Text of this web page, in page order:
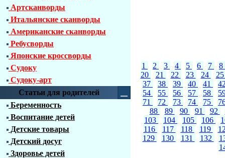
Артсканворды
Итальянские сканворды
Американские сканворды
Ребусворды
Японские кроссворды
Судоку
Судоку-арт
Статьи для родителей
Беременность
Воспитание детей
Детские товары
Детский досуг
Здоровье детей
1 2 3 4 5 6 7
8
20
21 22 23 24
37
38 39 40 41
54
55 56 57 58
71
72 73 74 75
88
89 90 91 92
103
104 105 106
116
117 118 119
129
130 131 132